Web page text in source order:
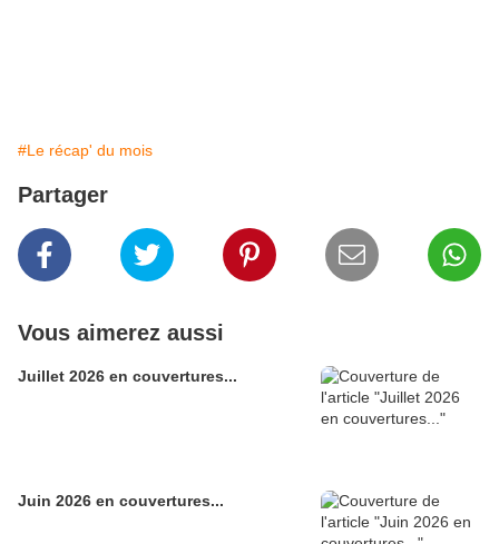
#Le récap' du mois
Partager
Vous aimerez aussi
Juillet 2026 en couvertures...
Juin 2026 en couvertures...